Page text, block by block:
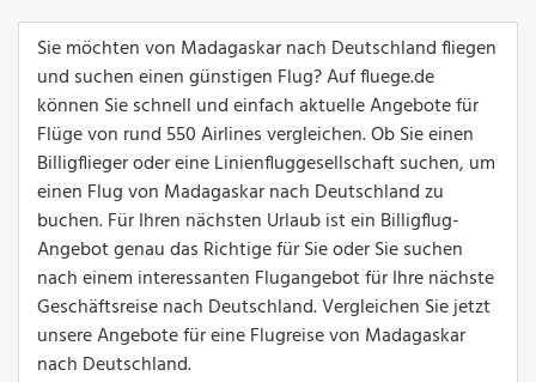
Sie möchten von Madagaskar nach Deutschland fliegen
und suchen einen günstigen Flug? Auf fluege.de
können Sie schnell und einfach aktuelle Angebote für
Flüge von rund 550 Airlines vergleichen. Ob Sie einen
Billigflieger oder eine Linienfluggesellschaft suchen, um
einen Flug von Madagaskar nach Deutschland zu
buchen. Für Ihren nächsten Urlaub ist ein Billigflug-
Angebot genau das Richtige für Sie oder Sie suchen
nach einem interessanten Flugangebot für Ihre nächste
Geschäftsreise nach Deutschland. Vergleichen Sie jetzt
unsere Angebote für eine Flugreise von Madagaskar
nach Deutschland.